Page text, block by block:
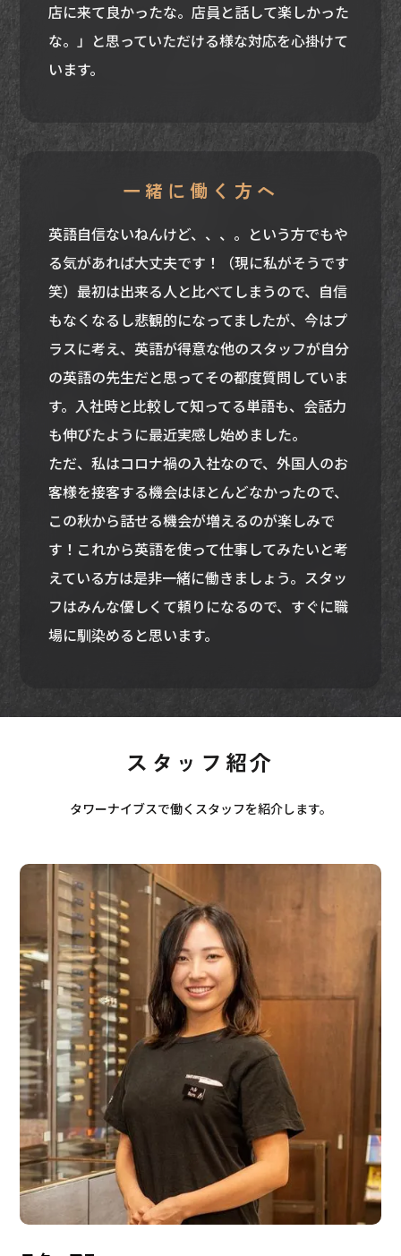
店に来て良かったな。店員と話して楽しかった
な。」と思っていただける様な対応を心掛けて
います。
一緒に働く方へ
英語自信ないねんけど、、、。という方でもや
る気があれば大丈夫です！（現に私がそうです
笑）最初は出来る人と比べてしまうので、自信
もなくなるし悲観的になってましたが、今はプ
ラスに考え、英語が得意な他のスタッフが自分
の英語の先生だと思ってその都度質問していま
す。入社時と比較して知ってる単語も、会話力
も伸びたように最近実感し始めました。
ただ、私はコロナ禍の入社なので、外国人のお
客様を接客する機会はほとんどなかったので、
この秋から話せる機会が増えるのが楽しみで
す！これから英語を使って仕事してみたいと考
えている方は是非一緒に働きましょう。スタッ
フはみんな優しくて頼りになるので、すぐに職
場に馴染めると思います。
スタッフ紹介
タワーナイブスで働くスタッフを紹介します。